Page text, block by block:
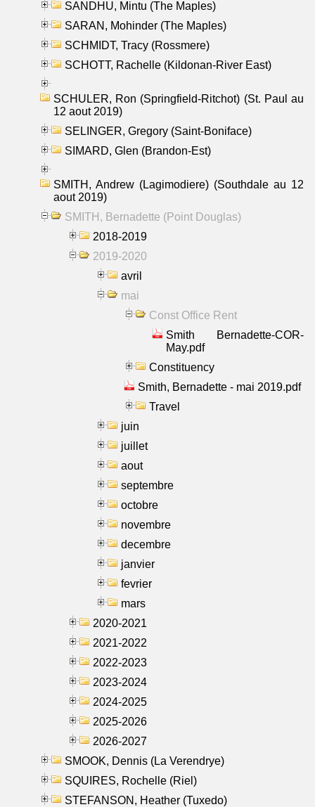
SANDHU, Mintu (The Maples)
SARAN, Mohinder (The Maples)
SCHMIDT, Tracy (Rossmere)
SCHOTT, Rachelle (Kildonan-River East)
SCHULER, Ron (Springfield-Ritchot) (St. Paul au
12 aout 2019)
SELINGER, Gregory (Saint-Boniface)
SIMARD, Glen (Brandon-Est)
SMITH, Andrew (Lagimodiere) (Southdale au 12
aout 2019)
SMITH, Bernadette (Point Douglas)
2018-2019
2019-2020
avril
mai
Const Office Rent
Smith Bernadette-COR-
May.pdf
Constituency
Smith, Bernadette - mai 2019.pdf
Travel
juin
juillet
aout
septembre
octobre
novembre
decembre
janvier
fevrier
mars
2020-2021
2021-2022
2022-2023
2023-2024
2024-2025
2025-2026
2026-2027
SMOOK, Dennis (La Verendrye)
SQUIRES, Rochelle (Riel)
STEFANSON, Heather (Tuxedo)